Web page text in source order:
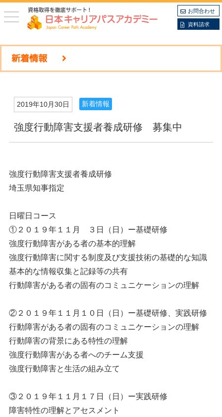
toggle
navigation
お問合わせ
資料請求
新着情報
2019年10月30日 新着情報
強度行動障害支援者養成研修 募集中
強度行動障害支援者養成研修
埼玉県知事指定
日曜日コース
①２０１９年１１月 ３日（日）ー基礎研修
強度行動障害がある者の基本的理解
強度行動障害に関する制度及び支援技術の基礎的な知識
基本的な情報収集と記録等の共有
行動障害がある者の固有のコミュニケーションの理解
②２０１９年１１月１０日（日）ー基礎研修、実践研修
行動障害がある者の固有のコミュニケーションの理解
行動障害の背景にある特性の理解
強度行動障害がある者へのチーム支援
強度行動障害と生活の組み立て
③２０１９年１１月１７日（日）ー実践研修
障害特性の理解とアセスメント